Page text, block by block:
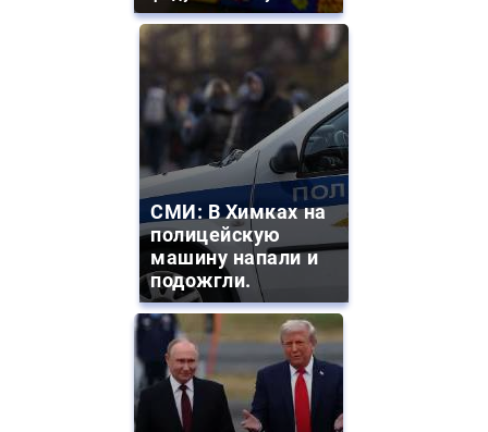
СМИ: В Химках на
полицейскую
машину напали и
подожгли.